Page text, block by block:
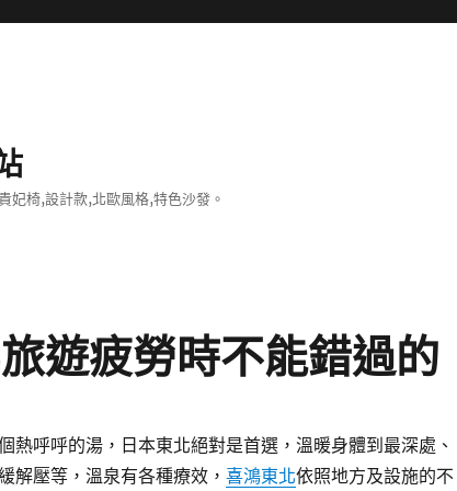
妃椅,設計款,北歐風格,特色沙發。
遊疲勞時不能錯過的
熱呼呼的湯，日本東北絕對是首選，溫暖身體到最深處、
解壓等，溫泉有各種療效， 喜鴻東北依照地方及設施的不